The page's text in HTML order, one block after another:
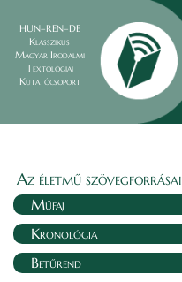
HUN–REN–DE
Klasszikus
Magyar Irodalmi
Textológiai
Kutatócsoport
Az életmű szövegforrásai
Műfaj
Kronológia
Betűrend